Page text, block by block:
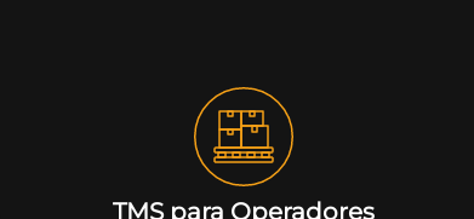
TMS para Operadores